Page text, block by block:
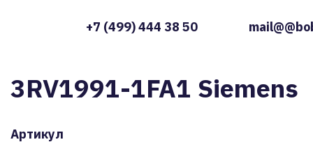
+7 (499) 444 38 50
3RV1991-1FA1 Siemens
Артикул